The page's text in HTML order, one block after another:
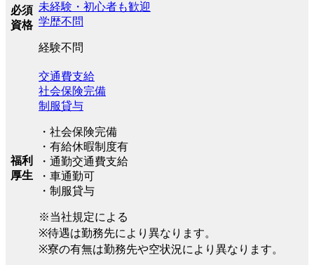
必須
資格
未経験・初心者も歓迎
学歴不問
経験不問
福利
厚生
交通費支給
社会保険完備
制服貸与
・社会保険完備
・有給休暇制度有
・通勤交通費支給
・車通勤可
・制服貸与
※当社規定による
※待遇は勤務先により異なります。
※寮の有無は勤務先や空状況により異なります。